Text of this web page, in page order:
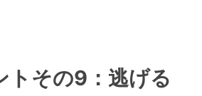
トその9：逃げる